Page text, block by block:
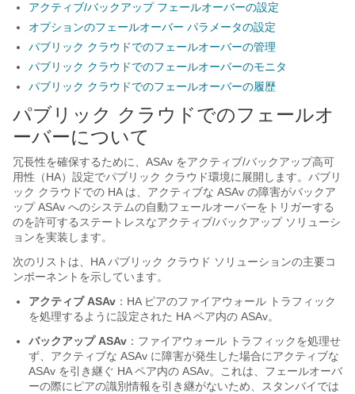
アクティブ/バックアップ フェールオーバーの設定
オプションのフェールオーバー パラメータの設定
パブリック クラウドでのフェールオーバーの管理
パブリック クラウドでのフェールオーバーのモニタ
パブリック クラウドでのフェールオーバーの履歴
パブリック クラウドでのフェールオ
ーバーについて
冗長性を確保するために、ASAv をアクティブ/バックアップ高可
用性（HA）設定でパブリック クラウド環境に展開します。パブリ
ック クラウドでの HA は、アクティブな ASAv の障害がバックア
ップ ASAv へのシステムの自動フェールオーバーをトリガーする
のを許可するステートレスなアクティブ/バックアップ ソリューシ
ョンを実装します。
次のリストは、HA パブリック クラウド ソリューションの主要コ
ンポーネントを示しています。
アクティブ ASAv ：HA ピアのファイアウォール トラフィック
を処理するように設定された HA ペア内の ASAv。
バックアップ ASAv ：ファイアウォール トラフィックを処理せ
ず、アクティブな ASAv に障害が発生した場合にアクティブな
ASAv を引き継ぐ HA ペア内の ASAv。これは、フェールオーバ
ーの際にピアの識別情報を引き継がないため、スタンバイでは